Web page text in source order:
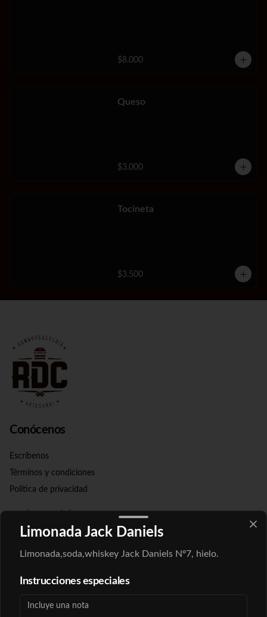
$8.000
Queso
$3.000
Tocineta
$3.500
Conócenos
Escríbenos
Términos y condiciones
Política de privacidad
Facebook
Limonada Jack Daniels
Limonada,soda,whiskey Jack Daniels Nº7, hielo.
Instrucciones especiales